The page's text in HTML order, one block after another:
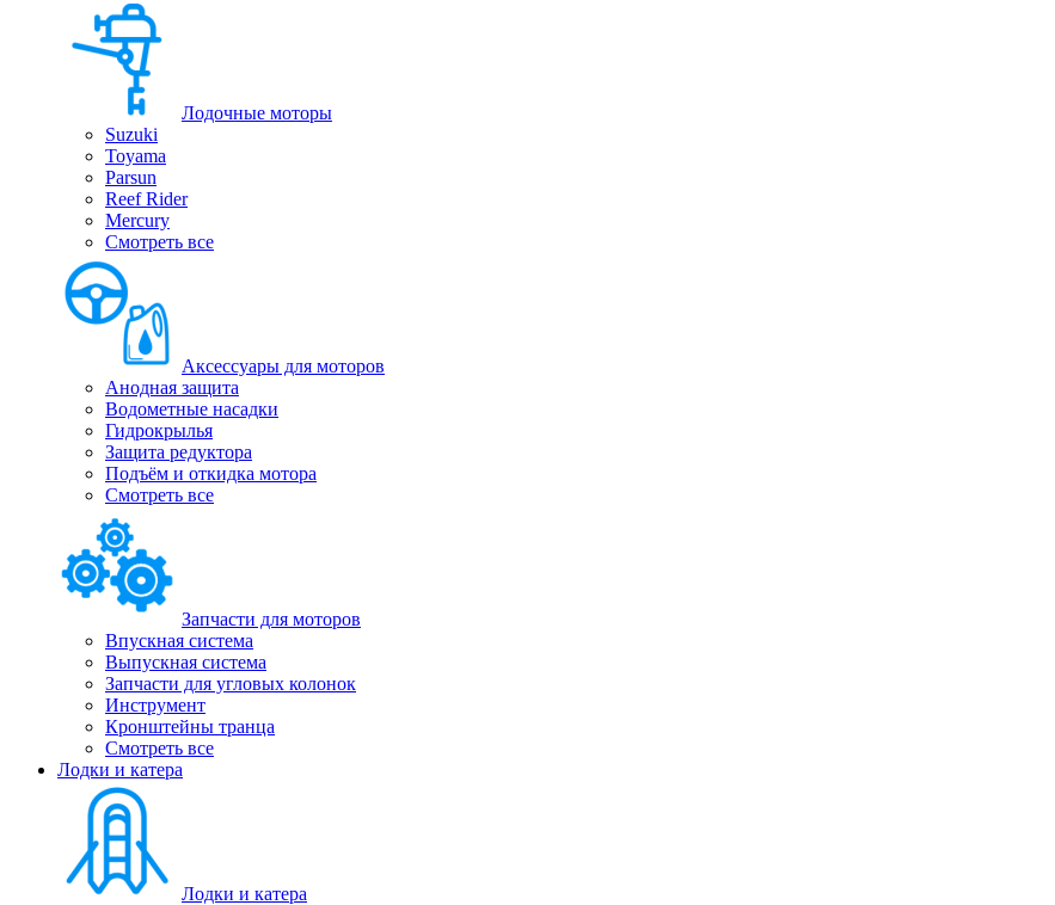
Лодочные моторы
Suzuki
Toyama
Parsun
Reef Rider
Mercury
Смотреть все
Аксессуары для моторов
Анодная защита
Водометные насадки
Гидрокрылья
Защита редуктора
Подъём и откидка мотора
Смотреть все
Запчасти для моторов
Впускная система
Выпускная система
Запчасти для угловых колонок
Инструмент
Кронштейны транца
Смотреть все
Лодки и катера
Лодки и катера